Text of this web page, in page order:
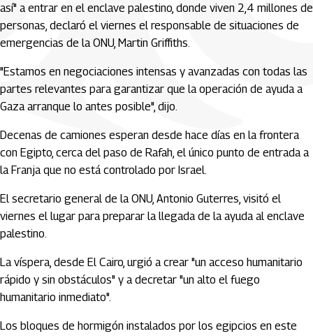
así" a entrar en el enclave palestino, donde viven 2,4 millones de
personas, declaró el viernes el responsable de situaciones de
emergencias de la ONU, Martin Griffiths.
"Estamos en negociaciones intensas y avanzadas con todas las
partes relevantes para garantizar que la operación de ayuda a
Gaza arranque lo antes posible", dijo.
Decenas de camiones esperan desde hace días en la frontera
con Egipto, cerca del paso de Rafah, el único punto de entrada a
la Franja que no está controlado por Israel.
El secretario general de la ONU, Antonio Guterres, visitó el
viernes el lugar para preparar la llegada de la ayuda al enclave
palestino.
La víspera, desde El Cairo, urgió a crear "un acceso humanitario
rápido y sin obstáculos" y a decretar "un alto el fuego
humanitario inmediato".
Los bloques de hormigón instalados por los egipcios en este